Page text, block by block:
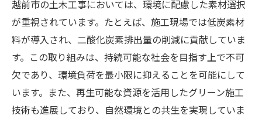
越前市の土木工事においては、環境に配慮した素材選択
が重視されています。たとえば、施工現場では低炭素材
料が導入され、二酸化炭素排出量の削減に貢献していま
す。この取り組みは、持続可能な社会を目指す上で不可
欠であり、環境負荷を最小限に抑えることを可能にして
います。また、再生可能な資源を活用したグリーン施工
技術も進展しており、自然環境との共生を実現していま